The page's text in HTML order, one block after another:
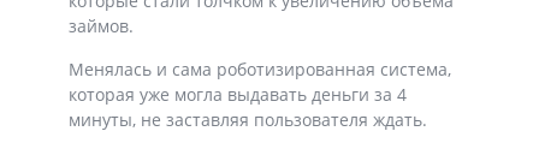
займов.
Менялась и сама роботизированная система,
которая уже могла выдавать деньги за 4
минуты, не заставляя пользователя ждать.